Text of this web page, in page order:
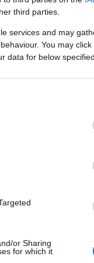
third parties.
services and may
You may
data for below
or Sharing
for which it
a
terá
na